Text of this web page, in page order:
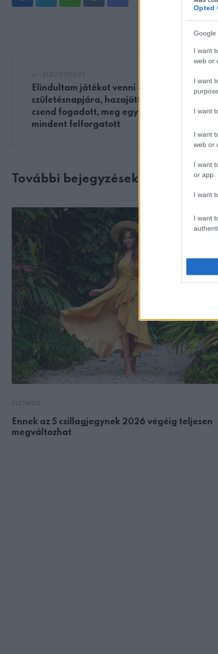
Opted
Google
I want
web or
I want
I want
I want
web or
I want
or app.
I want
I want
WhatsappRedditShare
Elindultam játékot venni a lányom
születésnapjára, hazajöttem, és csak a
csend fogadott, meg egy cetli, ami
mindent felforgatott
További bejegyzések
Ennek az 5 csillagjegynek 2026 végéig teljesen
megváltozhat